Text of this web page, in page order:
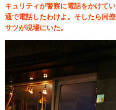
キュリティが警察に電話をかけて
通で電話したわけよ。そしたら同
サツが現場にいた。